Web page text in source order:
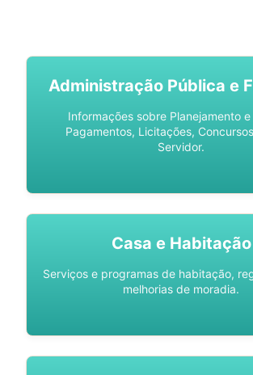
Administração Pública e
Informações sobre Planejamento e
Pagamentos, Licitações,
Servidor.
Casa e Habitação
Serviços e programas de habitação,
melhorias de moradia.